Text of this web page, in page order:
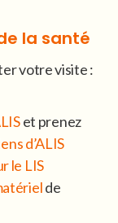
la santé
votre visite :
et prenez
d’ALIS
le LIS
de